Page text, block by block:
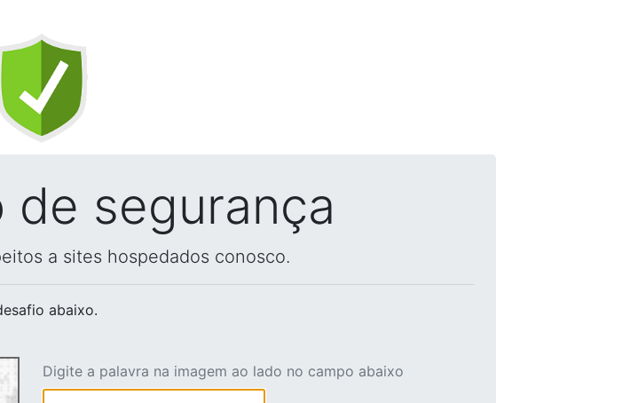
de segurança
a sites hospedados conosco.
abaixo.
Digite a palavra na imagem ao lado no campo abaixo